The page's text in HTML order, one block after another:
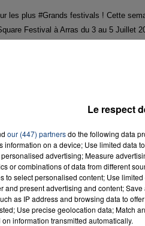
les plus #Grands festivals ! Cette
Festival à Arras du 3 au 5 Juillet
SMS au 71112 avec le mot clé
dans le formulaire ci-dessous.
There's Nothing
Holdin' Me Back
SHAWN
MENDES
RADIO
Le respect
our (447) partnersdo the following data
information on a device; Use limited data
advertising; Measure
or combinations of data from different
to select personalised content; Use
and present advertising and content;
as IP address and browsing data to
Use precise geolocation data; Match
on information transmitted automatically.